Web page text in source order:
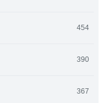
454
390
367